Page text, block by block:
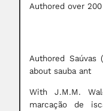
Authored over
Authored
about sauba ant
With J.M.M.
marcação de